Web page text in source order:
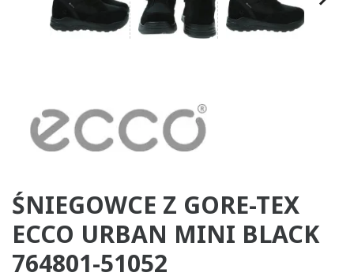
ŚNIEGOWCE Z GORE-TEX
ECCO URBAN MINI BLACK
764801-51052